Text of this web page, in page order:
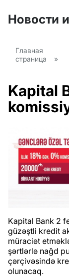
Новости
Главная
страница
»
Kapital
Kapital Bank 2
güzəştli kredit
müraciət
şərtlərlə nağd
çərçivəsində
olunacaq.